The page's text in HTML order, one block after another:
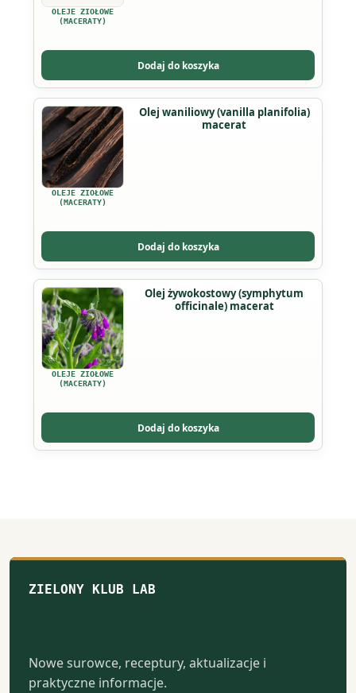
OLEJE ZIOŁOWE
(MACERATY)
Dodaj do koszyka
OLEJE ZIOŁOWE
(MACERATY)
Olej waniliowy (vanilla planifolia)
macerat
Dodaj do koszyka
Ten
produkt
ma
wiele
wariantów.
Opcje
na
stronie
produktu
OLEJE ZIOŁOWE
(MACERATY)
Olej żywokostowy (symphytum
officinale) macerat
Dodaj do koszyka
Ten
produkt
ma
wiele
wariantów.
Opcje
na
ZIELONY KLUB LAB
Nowe surowce, receptury, aktualizacje i
praktyczne informacje.